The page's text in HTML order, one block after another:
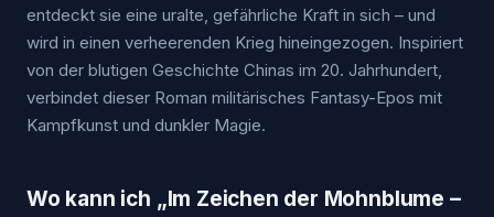
entdeckt sie eine uralte, gefährliche Kraft in sich – und
wird in einen verheerenden Krieg hineingezogen. Inspiriert
von der blutigen Geschichte Chinas im 20. Jahrhundert,
verbindet dieser Roman militärisches Fantasy-Epos mit
Kampfkunst und dunkler Magie.
Wo kann ich „Im Zeichen der Mohnblume –